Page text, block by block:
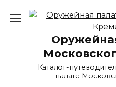
Каталог-
палате